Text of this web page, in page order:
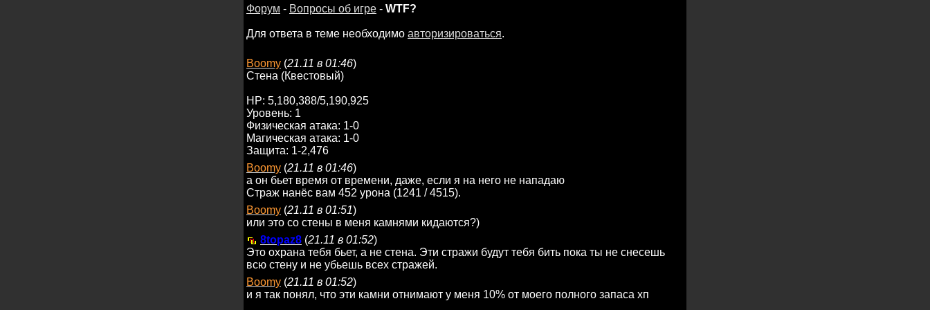
Форум - Вопросы об игре - WTF?
Для ответа в теме необходимо авторизироваться.
Boomy (21.11 в 01:46)
Стена (Квестовый)
HP: 5,180,388/5,190,925
Уровень: 1
Физическая атака: 1-0
Магическая атака: 1-0
Защита: 1-2,476
Boomy (21.11 в 01:46)
а он бьет время от времени, даже, если я на него не нападаю
Страж нанёс вам 452 урона (1241 / 4515).
Boomy (21.11 в 01:51)
или это со стены в меня камнями кидаются?)
8topaz8 (21.11 в 01:52)
Это охрана тебя бьет, а не стена. Эти стражи будут тебя бить пока ты не снесешь
всю стену и не убьешь всех стражей.
Boomy (21.11 в 01:52)
и я так понял, что эти камни отнимают у меня 10% от моего полного запаса хп